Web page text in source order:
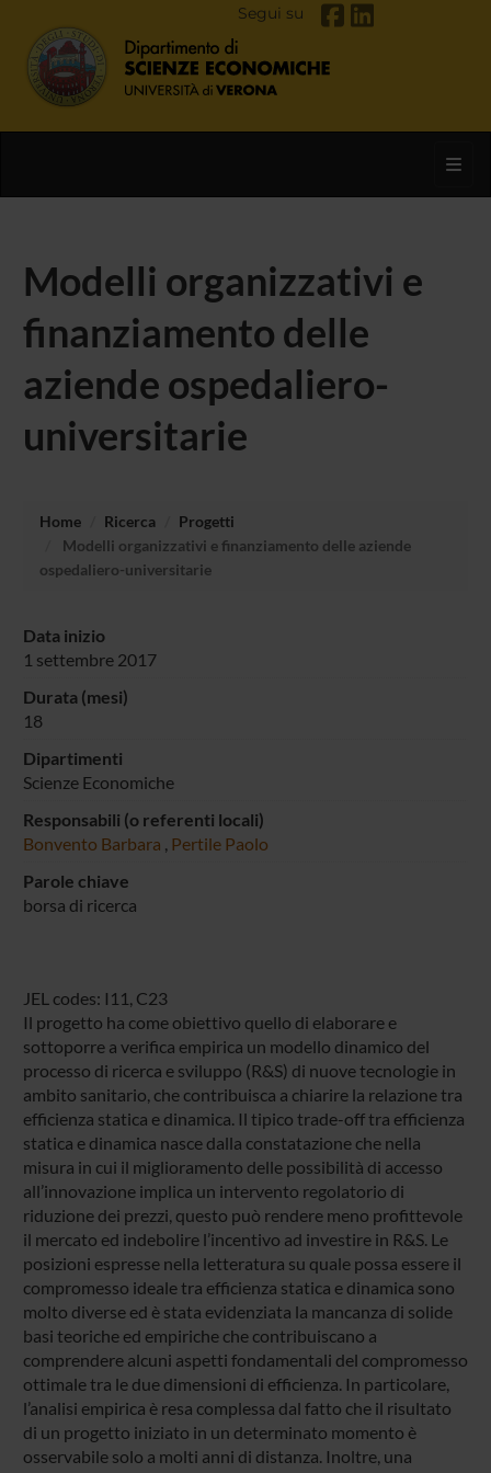
Segui su
Modelli organizzativi e
finanziamento delle
aziende ospedaliero-
universitarie
Home Ricerca
Progetti
Modelli organizzativi e finanziamento delle aziende
ospedaliero-universitarie
Data inizio
1 settembre 2017
Durata (mesi)
18
Dipartimenti
Scienze Economiche
Responsabili (o referenti locali)
Bonvento Barbara , Pertile Paolo
Parole chiave
borsa di ricerca
JEL codes: I11, C23
Il progetto ha come obiettivo quello di elaborare e
sottoporre a verifica empirica un modello dinamico del
processo di ricerca e sviluppo (R&S) di nuove tecnologie in
ambito sanitario, che contribuisca a chiarire la relazione tra
efficienza statica e dinamica. Il tipico trade-off tra efficienza
statica e dinamica nasce dalla constatazione che nella
misura in cui il miglioramento delle possibilità di accesso
all’innovazione implica un intervento regolatorio di
riduzione dei prezzi, questo può rendere meno profittevole
il mercato ed indebolire l’incentivo ad investire in R&S. Le
posizioni espresse nella letteratura su quale possa essere il
compromesso ideale tra efficienza statica e dinamica sono
molto diverse ed è stata evidenziata la mancanza di solide
basi teoriche ed empiriche che contribuiscano a
comprendere alcuni aspetti fondamentali del compromesso
ottimale tra le due dimensioni di efficienza. In particolare,
l’analisi empirica è resa complessa dal fatto che il risultato
di un progetto iniziato in un determinato momento è
osservabile solo a molti anni di distanza. Inoltre, una